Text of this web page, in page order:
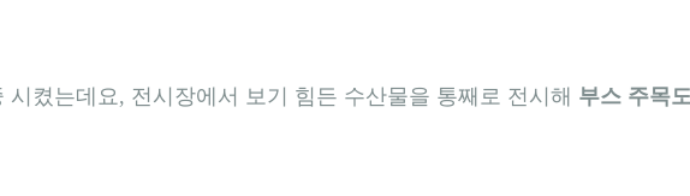
켰는데요, 전시장에서 보기 힘든 수산물을 통째로 전시해 부스 주목